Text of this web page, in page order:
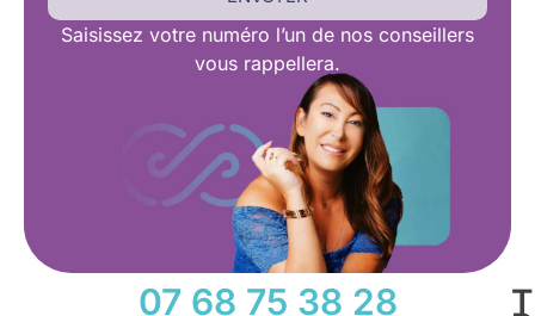
Saisissez votre numéro l’un de nos conseillers
vous rappellera.
07 68 75 38 28